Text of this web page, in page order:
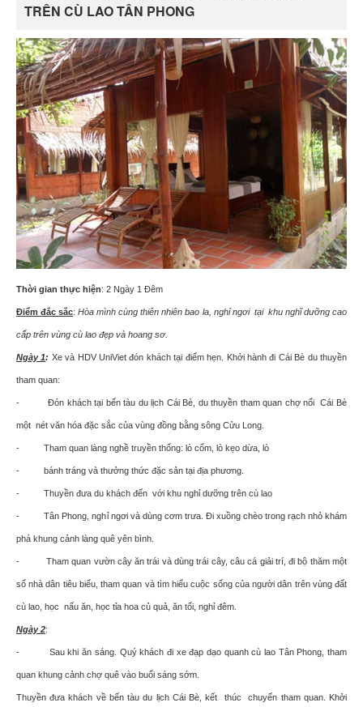
TRÊN CÙ LAO TÂN PHONG
Thời gian thực hiện: 2 Ngày 1 Đêm
Điểm đắc sắc:Hòa mình cùng thiên nhiên bao la, nghỉ ngơi tại khu nghĩ dưỡng cao
cấp trên vùng cù lao đẹp và hoang sơ.
Ngày 1: Xe và HDV UniViet đón khách tại điểm hẹn. Khởi hành đi Cái Bè du thuyền
tham quan:
- Đón khách tại bến tàu du lịch Cái Bè, du thuyền tham quan chợ nổi Cái Bè
một nét văn hóa đặc sắc của vùng đồng bằng sông Cửu Long.
- Tham quan làng nghề truyền thống: lò cốm, lò kẹo dừa, lò
- bánh tráng và thưởng thức đặc sản tại địa phương.
- Thuyền đưa du khách đến với khu nghỉ dưỡng trên cù lao
- Tân Phong, nghỉ ngơi và dùng cơm trưa. Đi xuồng chèo trong rạch nhỏ khám
phá khung cảnh làng quê yên bình.
- Tham quan vườn cây ăn trái và dùng trái cây, câu cá giải trí, đi bộ thăm một
số nhà dân tiêu biểu, tham quan và tìm hiểu cuộc sống của người dân trên vùng đất
cù lao, học nấu ăn, học tỉa hoa củ quả, ăn tối, nghỉ đêm.
Ngày 2:
- Sau khi ăn sáng. Quý khách đi xe đạp dạo quanh cù lao Tân Phong, tham
quan khung cảnh chợ quê vào buổi sáng sớm.
Thuyền đưa khách về bến tàu du lịch Cái Bè, kết thúc chuyến tham quan. Khởi